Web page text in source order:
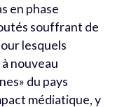
en phase
souffrant de
lesquels
nouveau
du pays
médiatique, y